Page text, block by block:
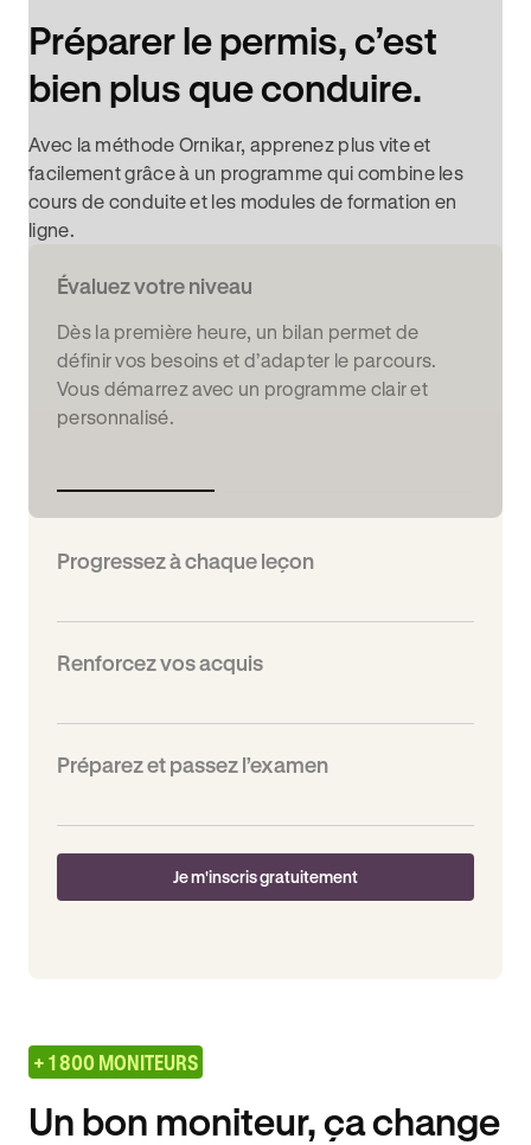
Préparer le permis, c’est
bien plus que conduire.
Avec la méthode Ornikar, apprenez plus vite et
facilement grâce à un programme qui combine les
cours de conduite et les modules de formation en
ligne.
Évaluez votre niveau
Dès la première heure, un bilan permet de
définir vos besoins et d’adapter le parcours.
Vous démarrez avec un programme clair et
personnalisé.
Progressez à chaque leçon
Renforcez vos acquis
Préparez et passez l’examen
Je m'inscris gratuitement
+ 1 800 MONITEURS
Un bon moniteur, ça change